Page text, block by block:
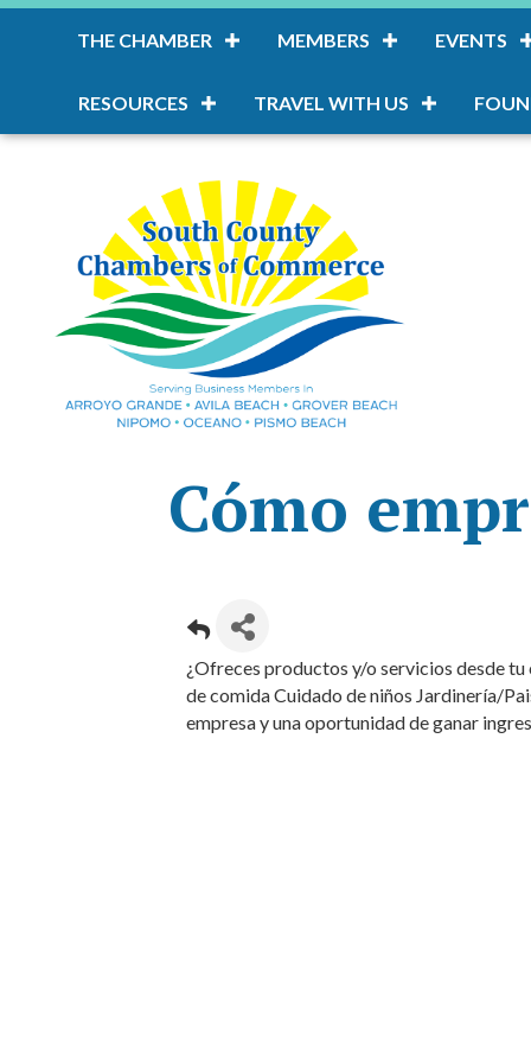
THE CHAMBER MEMBERS EVENTS
RESOURCES TRAVEL WITH US
Cómo
¿Ofreces productos y/o servicios desde
de comida Cuidado de niños Jardinería/
empresa y una oportunidad de ganar